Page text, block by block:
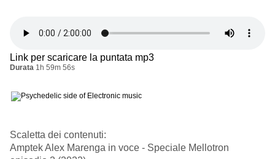
Link per scaricare la puntata mp3
Durata 1h 59m 56s
Scaletta dei contenuti:
Amptek Alex Marenga in voce - Speciale Mellotron